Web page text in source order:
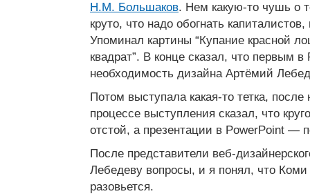
Н.М. Большаков. Нем какую-то чушь о
круто, что надо обогнать
Упоминал картины “Купание красной
квадрат”. В конце сказал, что первым в
необходимость дизайна Артёмий
Потом выступала какая-то тетка,
процессе выступления сказал, что
отстой, а презентации в PowerPoint —
После представители веб-
Лебедеву вопросы, и я понял, что Коми
разовьется.